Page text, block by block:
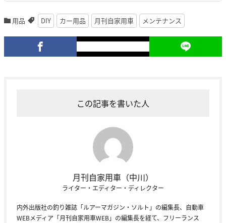
用品 DIY カー用品 月刊自家用車 メンテナンス
この記事を書いた人
月刊自家用車（中川）
ライター・エディター・ディレクター
内外出版社の釣り雑誌「ルアーマガジン・ソルト」の編集長、自動車
WEBメディア「月刊自家用車WEB」の編集長を経て、フリーランス